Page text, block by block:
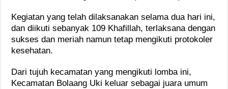
Kegiatan yang telah dilaksanakan selama dua hari ini,
dan diikuti sebanyak 109 Khafillah, terlaksana dengan
sukses dan meriah namun tetap mengikuti protokoler
kesehatan.
Dari tujuh kecamatan yang mengikuti lomba ini,
Kecamatan Bolaang Uki keluar sebagai juara umum